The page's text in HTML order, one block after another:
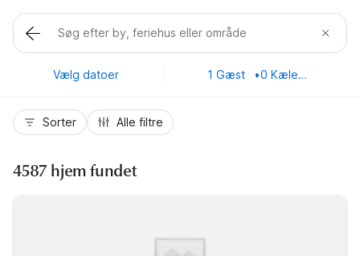
Vælg datoer 1 Gæst • 0 Kæledyr
Sorter Alle filtre
4587 hjem fundet